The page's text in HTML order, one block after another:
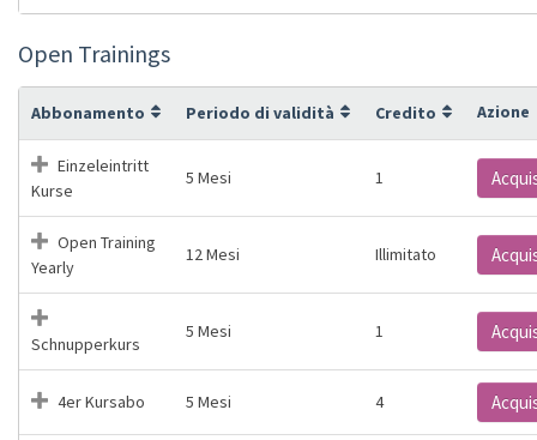
Open Trainings
Abbonamento Periodo di validità Credito Azione
Einzeleintritt
Kurse
5 Mesi 1
Open Training
Yearly
12 Mesi Illimitato
Schnupperkurs
5 Mesi 1
4er Kursabo 5 Mesi 4